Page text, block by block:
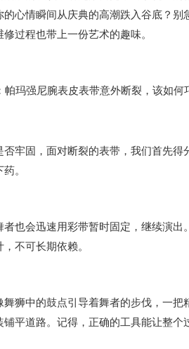
心情瞬间从庆典的高潮跌入谷底？别
过程也带上一份艺术的趣味。
固，面对断裂的表带，我们首先得
。
会迅速用彩带暂时固定，继续演出
不可长期依赖。
中的鼓点引导着舞者的步伐，一把
平道路。记得，正确的工具能让整个